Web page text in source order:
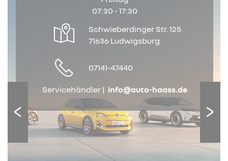
07:30 - 17:30
Schwieberdinger Str. 125
71636 Ludwigsburg
07141-47440
Servicehändler | info@auto-haass.de